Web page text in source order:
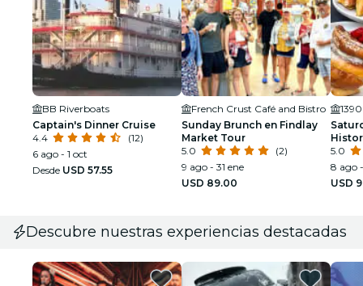
BB Riverboats
Captain's Dinner Cruise
4.4
(12)
6 ago - 1 oct
Desde USD 57.55
French Crust Café and Bistro
Sunday Brunch en Findlay
Market Tour
5.0
(2)
9 ago - 31 ene
USD 89.00
5.0
8 ago
USD
Descubre nuestras experiencias destacadas